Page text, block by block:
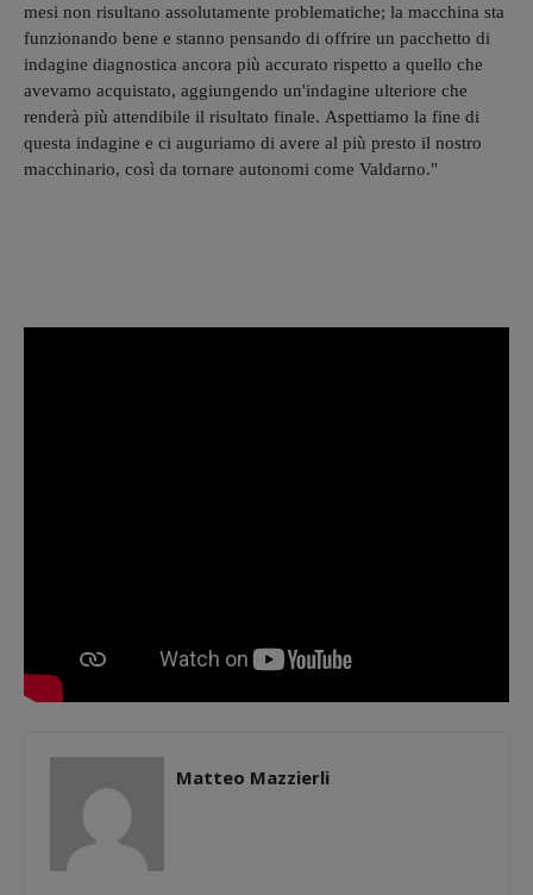
mesi non risultano assolutamente problematiche; la macchina sta
funzionando bene e stanno pensando di offrire un pacchetto di
indagine diagnostica ancora più accurato rispetto a quello che
avevamo acquistato, aggiungendo un'indagine ulteriore che
renderà più attendibile il risultato finale. Aspettiamo la fine di
questa indagine e ci auguriamo di avere al più presto il nostro
macchinario, così da tornare autonomi come Valdarno."
Matteo Mazzierli